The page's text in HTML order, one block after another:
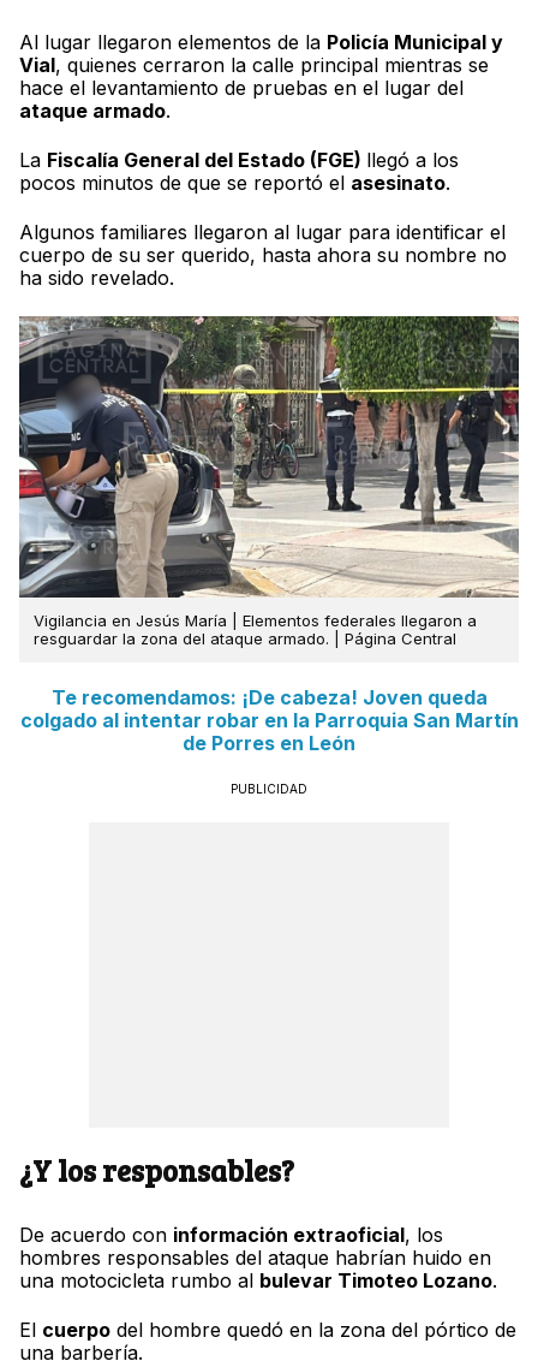
Al lugar llegaron elementos de la Policía Municipal y
Vial, quienes cerraron la calle principal mientras se
hace el levantamiento de pruebas en el lugar del
ataque armado.
La Fiscalía General del Estado (FGE) llegó a los
pocos minutos de que se reportó el asesinato.
Algunos familiares llegaron al lugar para identificar el
cuerpo de su ser querido, hasta ahora su nombre no
ha sido revelado.
Vigilancia en Jesús María | Elementos federales llegaron a
resguardar la zona del ataque armado. | Página Central
Te recomendamos: ¡De cabeza! Joven queda
colgado al intentar robar en la Parroquia San Martín
de Porres en León
PUBLICIDAD
¿Y los responsables?
De acuerdo con información extraoficial, los
hombres responsables del ataque habrían huido en
una motocicleta rumbo al bulevar Timoteo Lozano.
El cuerpo del hombre quedó en la zona del pórtico de
una barbería.